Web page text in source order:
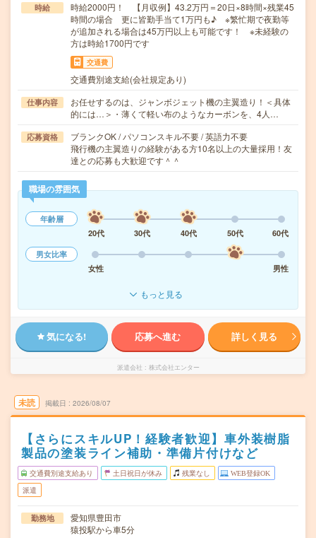
時給
時給2000円！ 【月収例】43.2万円＝20日×8時間×残業45
時間の場合 更に皆勤手当て1万円も♪ ※繁忙期で夜勤等
が追加される場合は45万円以上も可能です！ ※未経験の
方は時給1700円です
交通費
交通費別途支給(会社規定あり)
仕事内容
お任せするのは、ジャンボジェット機の主翼造り！＜具体
的には…＞・薄くて軽い布のようなカーボンを、4人…
応募資格
ブランクOK / パソコンスキル不要 / 英語力不要
飛行機の主翼造りの経験がある方10名以上の大量採用！友
達との応募も大歓迎です＾＾
職場の雰囲気
年齢層
20代
30代 40代 50代
60代
男女比率
女性
男性
もっと見る
気になる! 応募へ進む 詳しく見る
派遣会社 株式会社エンター
未読 掲載日 2026/08/07
【さらにスキルUP！経験者歓迎】車外装樹脂
製品の塗装ライン補助・準備片付けなど
交通費別途支給あり 土日祝日が休み 残業なし WEB登録OK
派遣
勤務地
愛知県豊田市
猿投駅から車5分